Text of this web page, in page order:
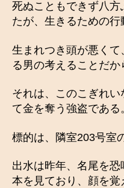
死ぬこともできず八
たが、生きるための行
生まれつき頭が悪く
る男の考えることだか
それは、このこぎれ
て金を奪う強盗である
標的は、隣室203号室
出水は昨年、名尾を
本を見ており、顔を覚